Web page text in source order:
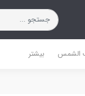
الشمس بیشتر